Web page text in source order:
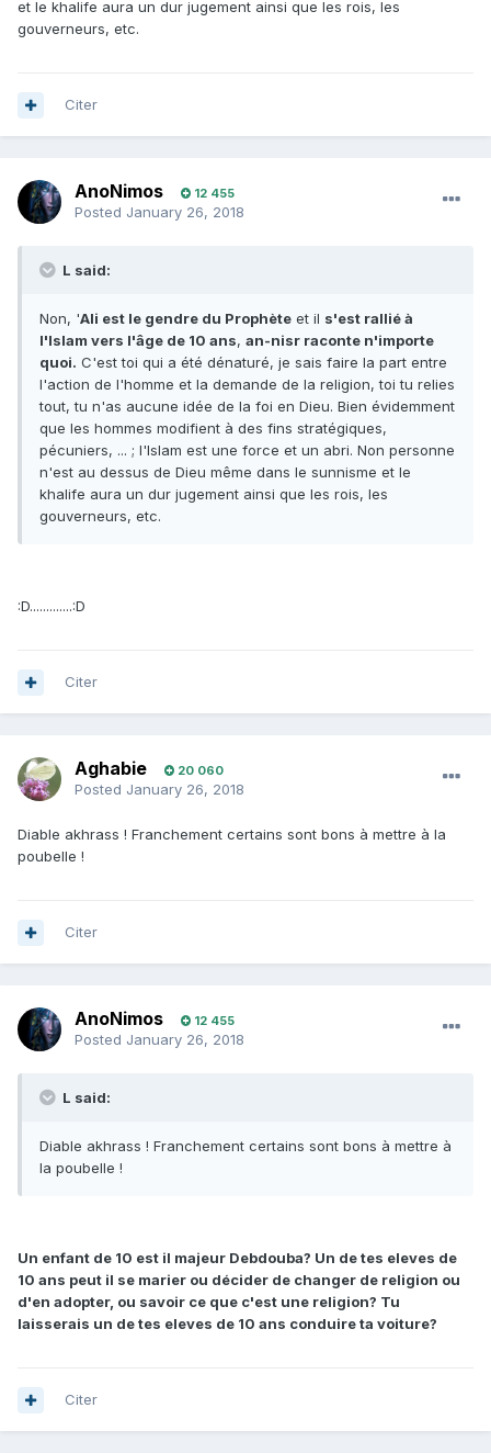
et le khalife aura un dur jugement ainsi que les rois, les
gouverneurs, etc.
Citer
AnoNimos 12 455
Posted January 26, 2018
L said:
Non, 'Ali est le gendre du Prophète et il s'est rallié à
l'Islam vers l'âge de 10 ans, an-nisr raconte n'importe
quoi. C'est toi qui a été dénaturé, je sais faire la part entre
l'action de l'homme et la demande de la religion, toi tu relies
tout, tu n'as aucune idée de la foi en Dieu. Bien évidemment
que les hommes modifient à des fins stratégiques,
pécuniers, ... ; l'Islam est une force et un abri. Non personne
n'est au dessus de Dieu même dans le sunnisme et le
khalife aura un dur jugement ainsi que les rois, les
gouverneurs, etc.
:D.............:D
Citer
Aghabie 20 060
Posted January 26, 2018
Diable akhrass ! Franchement certains sont bons à mettre à la
poubelle !
Citer
AnoNimos 12 455
Posted January 26, 2018
L said:
Diable akhrass ! Franchement certains sont bons à mettre à
la poubelle !
Un enfant de 10 est il majeur Debdouba? Un de tes eleves de
10 ans peut il se marier ou décider de changer de religion ou
d'en adopter, ou savoir ce que c'est une religion? Tu
laisserais un de tes eleves de 10 ans conduire ta voiture?
Citer